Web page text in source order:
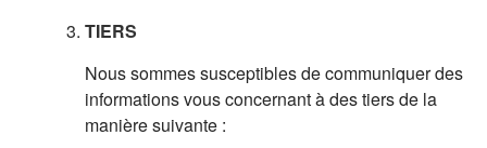
TIERS
Nous sommes susceptibles de communiquer des
informations vous concernant à des tiers de la
manière suivante :